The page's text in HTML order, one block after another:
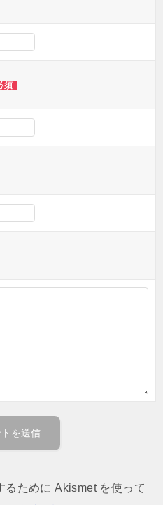
須
るために Akismet を使って